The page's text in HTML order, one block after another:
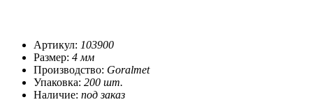
Артикул: 103900
Размер: 4 мм
Производство: Goralmet
Упаковка: 200 шт.
Наличие: под заказ